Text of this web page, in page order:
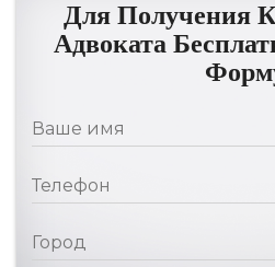
Для Получения
Адвоката